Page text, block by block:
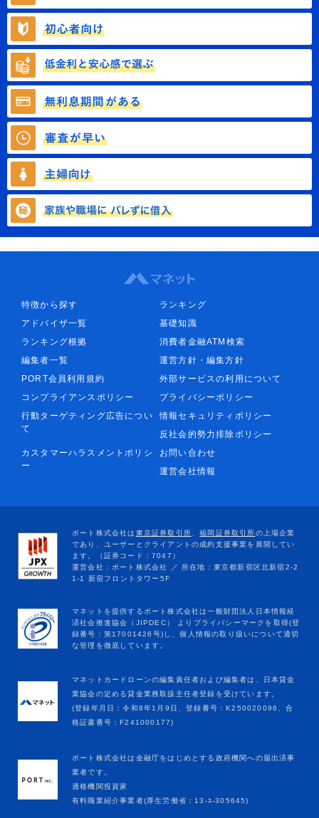
特徴から探す
ランキング
アドバイザ一覧
基礎知識
ランキング根拠
消費者金融ATM検索
編集者一覧
運営方針・編集方針
PORT会員利用規約
外部サービスの利用について
コンプライアンスポリシー
プライバシーポリシー
行動ターゲティング広告につい
て
情報セキュリティポリシー
反社会的勢力排除ポリシー
カスタマーハラスメントポリシ
ー
お問い合わせ
運営会社情報
マネットカードローンの編集責任者および編集者は、日本貸金
業協会の定める貸金業務取扱主任者登録を受けています。
(登録年月日：令和8年1月9日、登録番号：K250020096、合
格証書番号：F241000177)
ポート株式会社は金融庁をはじめとする政府機関への届出済事
業者です。
適格機関投資家
有料職業紹介事業者(厚生労働省：13-ﾕ-305645)